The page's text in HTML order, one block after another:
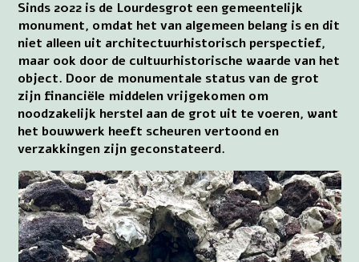
Sinds 2022 is de Lourdesgrot een gemeentelijk
monument, omdat het van algemeen belang is en dit
niet alleen uit architectuurhistorisch perspectief,
maar ook door de cultuurhistorische waarde van het
object. Door de monumentale status van de grot
zijn financiële middelen vrijgekomen om
noodzakelijk herstel aan de grot uit te voeren, want
het bouwwerk heeft scheuren vertoond en
verzakkingen zijn geconstateerd.